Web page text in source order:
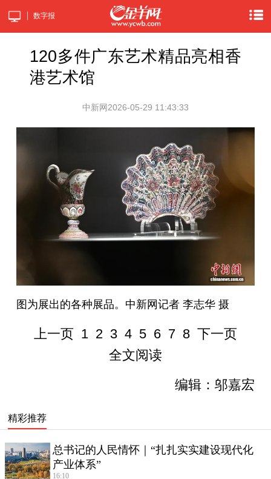
数字报
120多件广东艺术精品亮相香
港艺术馆
中新网2026-05-29 11:43:33
图为展出的各种展品。中新网记者 李志华 摄
上一页 1 2 3 4 5 6 7 8 下一页
全文阅读
编辑：邬嘉宏
精彩推荐